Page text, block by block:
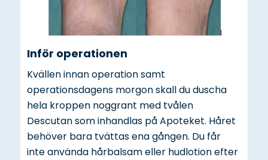
Inför operationen
Kvällen innan operation samt
operationsdagens morgon skall du duscha
hela kroppen noggrant med tvålen
Descutan som inhandlas på Apoteket. Håret
behöver bara tvättas ena gången. Du får
inte använda hårbalsam eller hudlotion efter